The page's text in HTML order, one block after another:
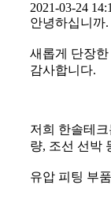
2021-03-24
안녕하십니까.
새롭게 단장
감사합니다.
저희 한솔테
량, 조선 선박
유압 피팅 부